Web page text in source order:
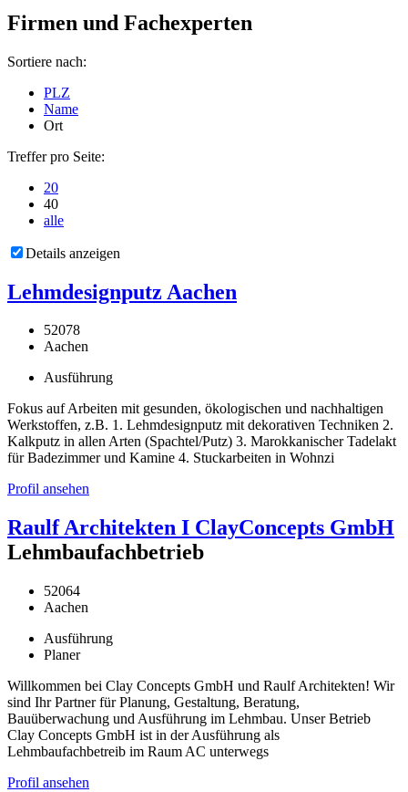
Firmen und Fachexperten
Sortiere nach:
PLZ
Name
Ort
Treffer pro Seite:
20
40
alle
Details anzeigen
Lehmdesignputz Aachen
52078
Aachen
Ausführung
Fokus auf Arbeiten mit gesunden, ökologischen und nachhaltigen
Werkstoffen, z.B. 1. Lehmdesignputz mit dekorativen Techniken 2.
Kalkputz in allen Arten (Spachtel/Putz) 3. Marokkanischer Tadelakt
für Badezimmer und Kamine 4. Stuckarbeiten in Wohnzi
Profil ansehen
Raulf Architekten I ClayConcepts GmbH
Lehmbaufachbetrieb
52064
Aachen
Ausführung
Planer
Willkommen bei Clay Concepts GmbH und Raulf Architekten! Wir
sind Ihr Partner für Planung, Gestaltung, Beratung,
Bauüberwachung und Ausführung im Lehmbau. Unser Betrieb
Clay Concepts GmbH ist in der Ausführung als
Lehmbaufachbetreib im Raum AC unterwegs
Profil ansehen